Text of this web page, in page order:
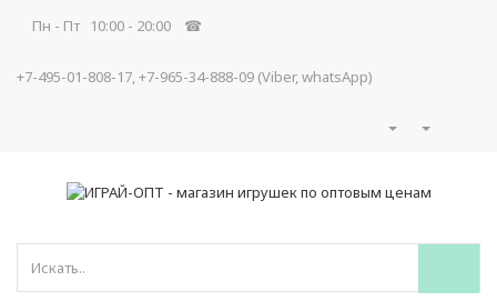
Пн - Пт 10:00 - 20:00 ☎
+7-495-01-808-17, +7-965-34-888-09 (Viber, whatsApp)